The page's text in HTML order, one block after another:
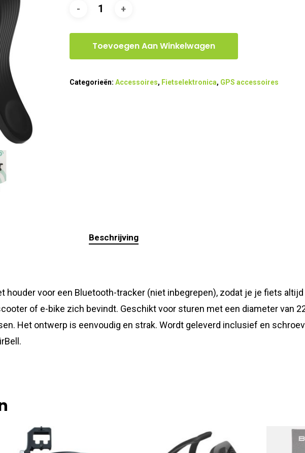
Toevoegen Aan Winkelwagen
Categorieën: Accessoires, Fietselektronica, GPS accessoires
Beschrijving
voor een Bluetooth-tracker (niet inbegrepen), zodat je je fiets altijd
of e-bike zich bevindt. Geschikt voor sturen met een diameter van
Het ontwerp is eenvoudig en strak. Wordt geleverd inclusief en